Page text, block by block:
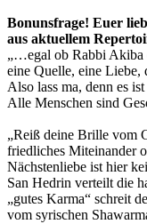
Bonunsfrage! Euer
aus aktuellem
„…egal ob Rabbi Akiba
eine Quelle, eine Liebe,
Also lass ma, denn es
Alle Menschen sind
„Reiß deine Brille vom
friedliches Miteinander
Nächstenliebe ist hier
San Hedrin verteilt die
„gutes Karma“ schreit
vom syrischen